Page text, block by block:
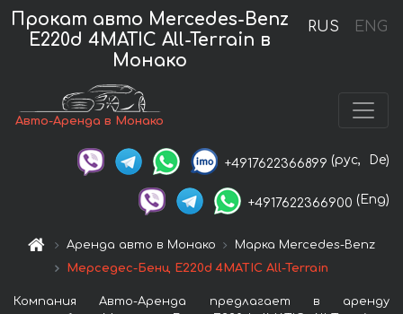
RUS ENG
Прокат авто Mercedes-Benz
E220d 4MATIC All-Terrain в
Монако
Авто-Аренда в Монако
+4917622366899 (рус, De)
+4917622366900 (Eng)
Аренда авто в Монако
Марка Mercedes-Benz
Мерседес-Бенц E220d 4MATIC All-Terrain
Компания Авто-Аренда предлагает в аренду